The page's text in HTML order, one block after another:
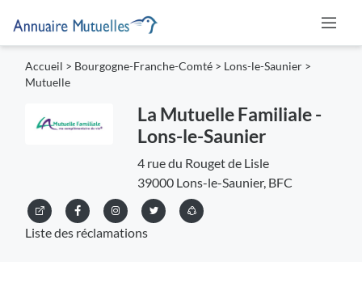
Accueil > Bourgogne-Franche-Comté > Lons-le-Saunier >
Mutuelle
La Mutuelle Familiale -
Lons-le-Saunier
4 rue du Rouget de Lisle
39000 Lons-le-Saunier, BFC
Liste des réclamations